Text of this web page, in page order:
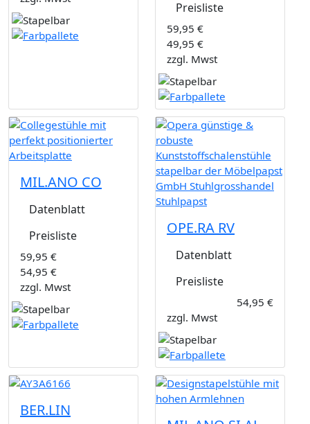
Preisliste
59,95 €
49,95 €
zzgl. Mwst
MIL.ANO CO
Datenblatt
Preisliste
59,95 €
54,95 €
zzgl. Mwst
OPE.RA RV
Datenblatt
Preisliste
54,95 €
zzgl. Mwst
BER.LIN